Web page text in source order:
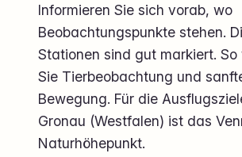
Informieren Sie sich vorab, wo
Beobachtungspunkte stehen.
Stationen sind gut markiert. So
Sie Tierbeobachtung und
Bewegung. Für die
Gronau (Westfalen) ist das
Naturhöhepunkt.